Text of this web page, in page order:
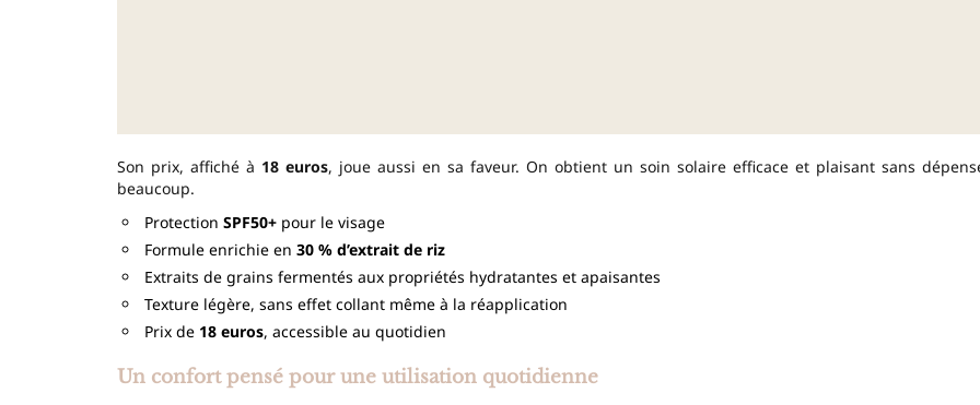
Son prix, affiché à 18 euros, joue aussi en sa faveur. On obtient un soin solaire efficace et plaisant sans
beaucoup.
Protection SPF50+pour le visage
Formule enrichie en 30 % d’extrait de riz
Extraits de grains fermentés aux propriétés hydratantes et apaisantes
Texture légère, sans effet collant même à la réapplication
Prix de 18 euros, accessible au quotidien
Un confort pensé pour une utilisation quotidienne